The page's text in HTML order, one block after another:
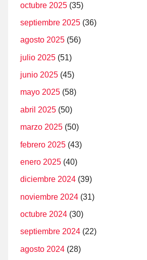
octubre 2025 (35)
septiembre 2025 (36)
agosto 2025 (56)
julio 2025 (51)
junio 2025 (45)
mayo 2025 (58)
abril 2025 (50)
marzo 2025 (50)
febrero 2025 (43)
enero 2025 (40)
diciembre 2024 (39)
noviembre 2024 (31)
octubre 2024 (30)
septiembre 2024 (22)
agosto 2024 (28)